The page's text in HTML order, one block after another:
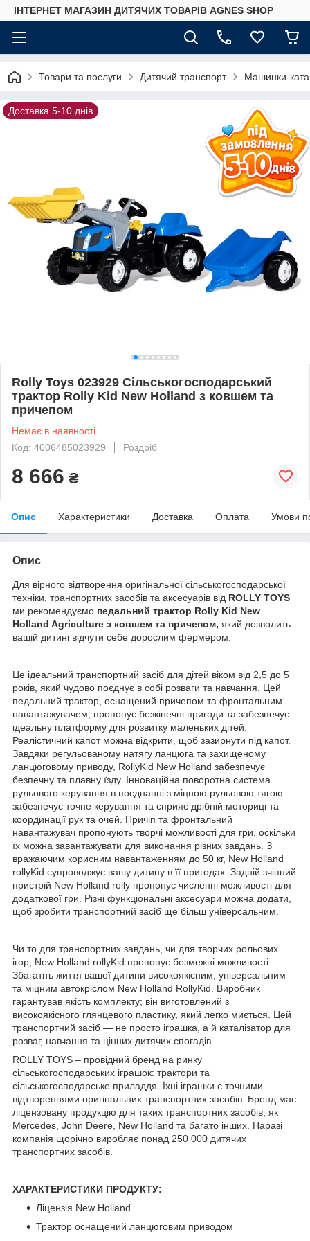
ІНТЕРНЕТ МАГАЗИН ДИТЯЧИХ ТОВАРІВ AGNES SHOP
Товари та послуги Дитячий транспорт Машинки-
Доставка 5-10 днів
Rolly Toys 023929 Сільськогосподарський
трактор Rolly Kid New Holland з ковшем та
причепом
Немає в наявності
Код: 4006485023929
Роздріб
8 666 ₴
Опис Характеристики Доставка Оплата Умови
Опис
Для вірного відтворення оригінальної сільськогосподарської
техніки, транспортних засобів та аксесуарів від ROLLY TOYS
ми рекомендуємо педальний трактор Rolly Kid New
Holland Agriculture з ковшем та причепом, який дозволить
вашій дитині відчути себе дорослим фермером.
Це ідеальний транспортний засіб для дітей віком від 2,5 до 5
років, який чудово поєднує в собі розваги та навчання. Цей
педальний трактор, оснащений причепом та фронтальним
навантажувачем, пропонує безкінечні пригоди та забезпечує
ідеальну платформу для розвитку маленьких дітей.
Реалістичний капот можна відкрити, щоб зазирнути під капот.
Завдяки регульованому натягу ланцюга та захищеному
ланцюговому приводу, RollyKid New Holland забезпечує
безпечну та плавну їзду. Інноваційна поворотна система
рульового керування в поєднанні з міцною рульовою тягою
забезпечує точне керування та сприяє дрібній моториці та
координації рук та очей. Причіп та фронтальний
навантажувач пропонують творчі можливості для гри, оскільки
їх можна завантажувати для виконання різних завдань. З
вражаючим корисним навантаженням до 50 кг, New Holland
rollyKid супроводжує вашу дитину в її пригодах. Задній зчіпний
пристрій New Holland rolly пропонує численні можливості для
додаткової гри. Різні функціональні аксесуари можна додати,
щоб зробити транспортний засіб ще більш універсальним.
Чи то для транспортних завдань, чи для творчих рольових
ігор, New Holland rollyKid пропонує безмежні можливості.
Збагатіть життя вашої дитини високоякісним, універсальним
та міцним автокріслом New Holland RollyKid. Виробник
гарантував якість комплекту; він виготовлений з
високоякісного глянцевого пластику, який легко миється. Цей
транспортний засіб — не просто іграшка, а й каталізатор для
розваг, навчання та цінних дитячих спогадів.
ROLLY TOYS – провідний бренд на ринку
сільськогосподарських іграшок: трактори та
сільськогосподарське приладдя. Їхні іграшки є точними
відтвореннями оригінальних транспортних засобів. Бренд має
ліцензовану продукцію для таких транспортних засобів, як
Mercedes, John Deere, New Holland та багато інших. Наразі
компанія щорічно виробляє понад 250 000 дитячих
транспортних засобів.
ХАРАКТЕРИСТИКИ ПРОДУКТУ:
Ліцензія New Holland
Трактор оснащений ланцюговим приводом